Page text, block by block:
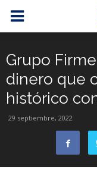
Grupo
dinero que
histórico
29 septiembre, 2022